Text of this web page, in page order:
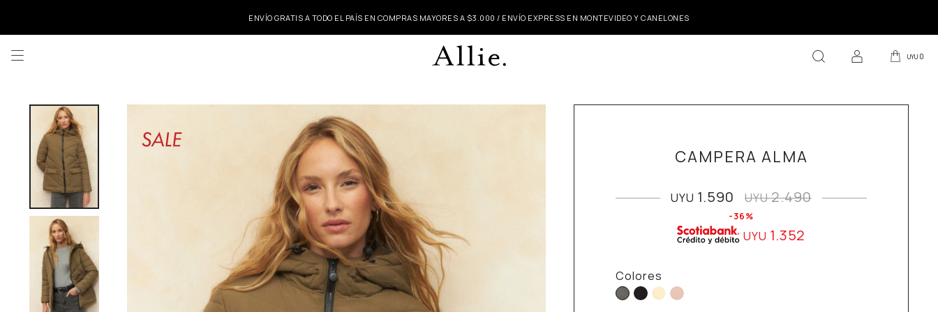
ENVÍO GRATIS A TODO EL PAÍS EN COMPRAS MAYORES A $3.000 / ENVÍO EXPRESS EN MONTEVIDEO Y CANELONES
UYU 0

CAMPERA ALMA
UYU 1.590 UYU2.490
36
UYU 1.352
Colores